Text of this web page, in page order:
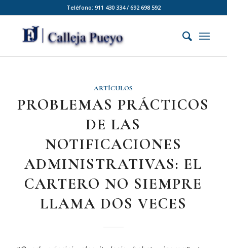
Teléfono: 911 430 334 / 692 698 592
ARTÍCULOS
PROBLEMAS PRÁCTICOS
DE LAS
NOTIFICACIONES
ADMINISTRATIVAS: EL
CARTERO NO SIEMPRE
LLAMA DOS VECES